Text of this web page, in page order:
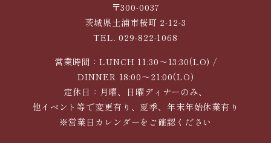
〒300-0037
茨城県土浦市桜町 2-12-3
TEL. 029-822-1068
営業時間：LUNCH 11:30～13:30(LO) /
DINNER 18:00～21:00(LO)
定休日：月曜、日曜ディナーのみ、
他イベント等で変更有り、夏季、年末年始休業有り
※営業日カレンダーをご確認ください